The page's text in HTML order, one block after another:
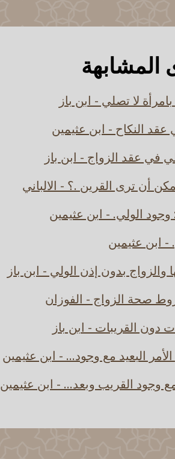
المشابهة
لا تصلي - ابن باز
النكاح - ابن عثيمين
في عقد الزواج - ابن باز
أن ترى القرين .؟ - الالباني
الولي. - ابن عثيمين
- ابن عثيمين
بدون إذن الولي - ابن باز
صحة الزواج - الفوزان
دون القريبات - ابن باز
البعيد مع وجود... - ابن عثيمين
وجود القريب وبعد... - ابن عثيمين